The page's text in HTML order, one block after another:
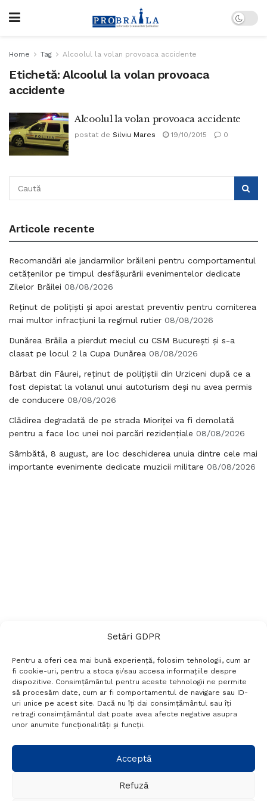
Setări GDPR
Pentru a oferi cea mai bună experiență, folosim tehnologii, cum ar
fi cookie-uri, pentru a stoca și/sau accesa informațiile despre
dispozitive. Consimțământul pentru aceste tehnologii ne permite
să procesăm date, cum ar fi comportamentul de navigare sau ID-
uri unice pe acest site. Dacă nu îți dai consimțământul sau îți
retragi consimțământul dat poate avea afecte negative asupra
unor anumite funcționalități și funcții.
Acceptă
Refuză
Home Tag Alcoolul la volan provoaca accidente
Etichetă: Alcoolul la volan provoaca
accidente
Alcoolul la volan provoaca accidente
postat de Silviu Mares 19/10/2015 0
Articole recente
Recomandări ale jandarmilor brăileni pentru comportamentul
cetățenilor pe timpul desfășurării evenimentelor dedicate
Zilelor Brăilei 08/08/2026
Reținut de polițiști și apoi arestat preventiv pentru comiterea
mai multor infracțiuni la regimul rutier 08/08/2026
Dunărea Brăila a pierdut meciul cu CSM București și s-a
clasat pe locul 2 la Cupa Dunărea 08/08/2026
Bărbat din Făurei, reținut de polițiștii din Urziceni după ce a
fost depistat la volanul unui autoturism deși nu avea permis
de conducere 08/08/2026
Clădirea degradată de pe strada Mioriței va fi demolată
pentru a face loc unei noi parcări rezidențiale 08/08/2026
Sâmbătă, 8 august, are loc deschiderea unuia dintre cele mai
importante evenimente dedicate muzicii militare 08/08/2026
Termeni si conditii
Politică de confidențialitate
Politica cookies
Setări GDPR
+40 788 760 194